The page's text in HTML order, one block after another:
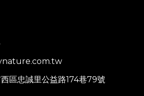
區忠誠里公益路174巷79號